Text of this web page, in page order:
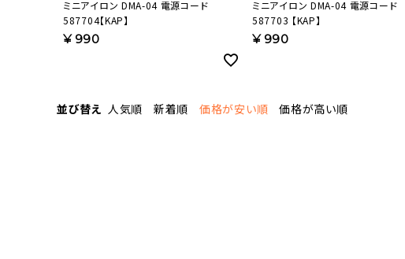
ミニアイロン DMA-04 電源コード
587704【KAP】
¥990
ミニアイロン DMA-04 電源コード
587703 【KAP】
¥990
並び替え 人気順 新着順 価格が安い順 価格が高い順